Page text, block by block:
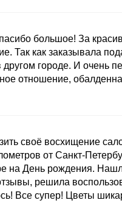
большое! За
Так как заказывала
другом городе. И очень
отношение,
своё восхищение
от Санкт-
на День рождения.
решила
Все супер! Цветы